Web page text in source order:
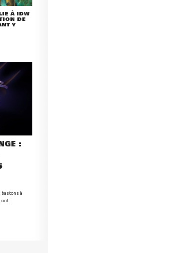
À IDW
DE
Y
:
à
ont